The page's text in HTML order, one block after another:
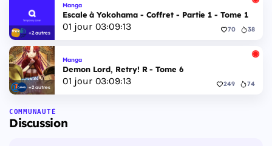
+2 autres
Manga
Escale à Yokohama - Coffret - Partie 1 - Tome 1
01 jour 03:09:12 70 38
+2 autres
Manga
Demon Lord, Retry! R - Tome 6
01 jour 03:09:12 249 74
COMMUNAUTÉ
Discussion